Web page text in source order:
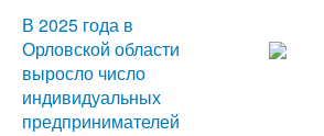
В 2025 года в
Орловской области
выросло число
индивидуальных
предпринимателей